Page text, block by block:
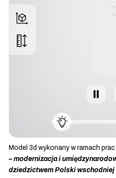
Model 3d wykonany w ramach
– modernizacja i
dziedzictwem Polski wschodniej